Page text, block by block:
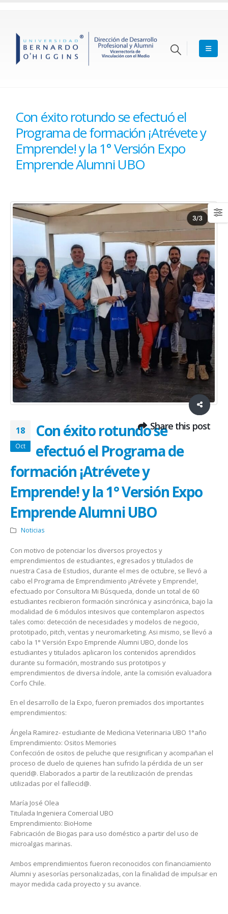
Con éxito rotundo se efectuó el
Programa de formación ¡Atrévete y
Emprende! y la 1° Versión Expo
Emprende Alumni UBO
Share this post
18
Oct
Con éxito rotundo se
efectuó el Programa de
formación ¡Atrévete y
Emprende! y la 1° Versión Expo
Emprende Alumni UBO
Noticias
Con motivo de potenciar los diversos proyectos y
emprendimientos de estudiantes, egresados y titulados de
nuestra Casa de Estudios, durante el mes de octubre, se llevó a
cabo el Programa de Emprendimiento ¡Atrévete y Emprende!,
efectuado por Consultora Mi Búsqueda, donde un total de 60
estudiantes recibieron formación sincrónica y asincrónica, bajo la
modalidad de 6 módulos intesivos que contemplaron aspectos
tales como: detección de necesidades y modelos de negocio,
prototipado, pitch, ventas y neuromarketing. Asi mismo, se llevó a
cabo la 1° Versión Expo Emprende Alumni UBO, donde los
estudiantes y titulados aplicaron los contenidos aprendidos
durante su formación, mostrando sus prototipos y
emprendimientos de diversa índole, ante la comisión evaluadora
Corfo Chile.
En el desarrollo de la Expo, fueron premiados dos importantes
emprendimientos:
Ángela Ramirez- estudiante de Medicina Veterinaria UBO 1°año
Emprendimiento: Ositos Memories
Confección de ositos de peluche que resignifican y acompañan el
proceso de duelo de quienes han sufrido la pérdida de un ser
querid@. Elaborados a partir de la reutilización de prendas
utilizadas por el fallecid@.
María José Olea
Titulada Ingeniera Comercial UBO
Emprendimiento: BioHome
Fabricación de Biogas para uso doméstico a partir del uso de
microalgas marinas.
Ambos emprendimientos fueron reconocidos con financiamiento
Alumni y asesorías personalizadas, con la finalidad de impulsar en
mayor medida cada proyecto y su avance.